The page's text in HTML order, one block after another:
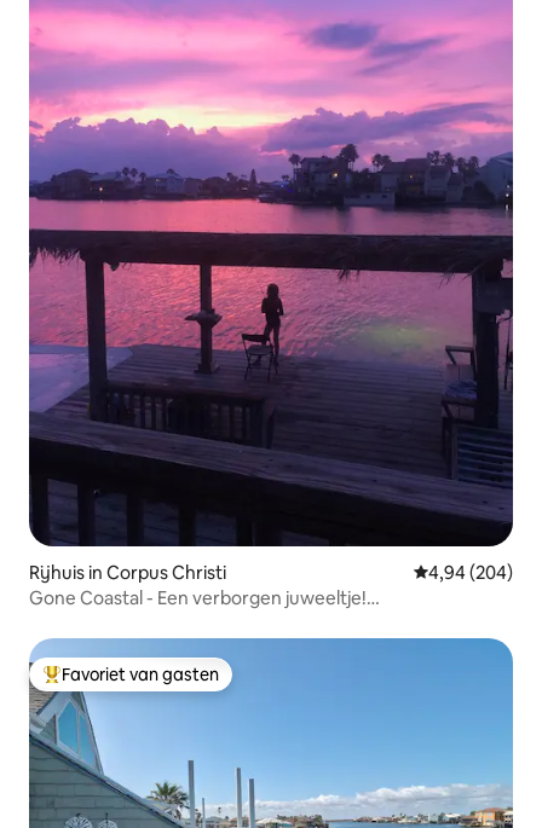
Rijhuis in Corpus Christi Gemiddelde
4,94 (204)
Gone Coastal - Een verborgen juweeltje!
Topfavoriet van gasten
Favoriet van gasten